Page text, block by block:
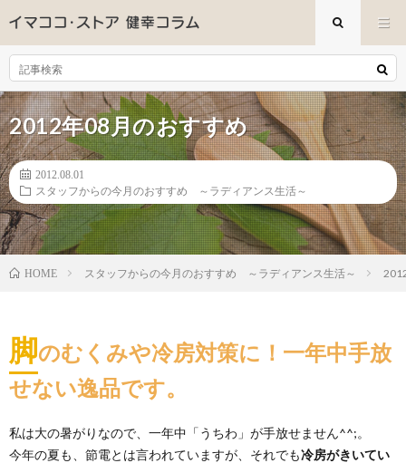
2012年08月のおすすめ
2012.08.01
スタッフからの今月のおすすめ ～ラディアンス生活～
HOME スタッフからの今月のおすすめ ～ラディアンス生活～
脚のむくみや冷房対策に！一年中手放
せない逸品です。
私は大の暑がりなので、一年中「うちわ」が手放せません^^;。
今年の夏も、節電とは言われていますが、それでも冷房がきいてい